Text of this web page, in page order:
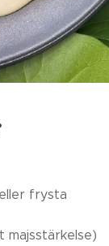
frysta
majsstärkelse)